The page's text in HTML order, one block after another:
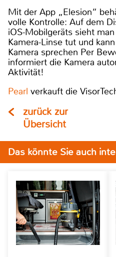
Mit der App „Elesion“
volle Kontrolle: Auf dem
iOS-Mobilgeräts sieht
Kamera-Linse tut und
Kamera sprechen Per
informiert die Kamera
Aktivität!
Pearl verkauft die
zurück zur
Übersicht
Das könnte Sie auch